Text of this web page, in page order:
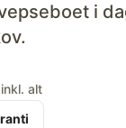
i
inkl. alt